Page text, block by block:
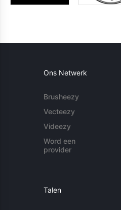
Ons Netwerk
Brusheezy
Vecteezy
Videezy
Word een
provider
Talen